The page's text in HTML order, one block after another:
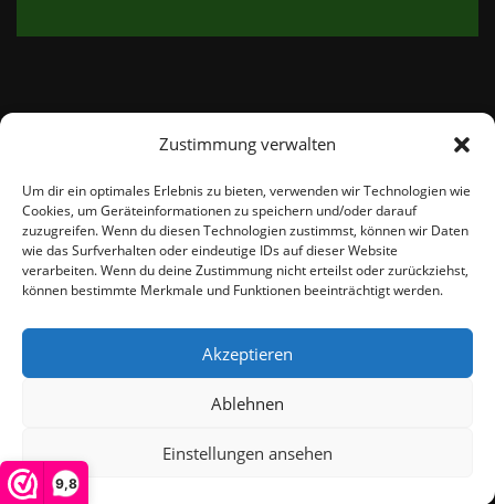
Zustimmung verwalten
Um dir ein optimales Erlebnis zu bieten, verwenden wir Technologien wie
Cookies, um Geräteinformationen zu speichern und/oder darauf
zuzugreifen. Wenn du diesen Technologien zustimmst, können wir Daten
wie das Surfverhalten oder eindeutige IDs auf dieser Website
verarbeiten. Wenn du deine Zustimmung nicht erteilst oder zurückziehst,
können bestimmte Merkmale und Funktionen beeinträchtigt werden.
Akzeptieren
Ablehnen
Einstellungen ansehen
9,8
email: info@thetweedshop.de
Kvk Nummer: 88959732
MWSnr: NL864836247B01
© THEMEISLE, ALL RIGHTS RESERVED